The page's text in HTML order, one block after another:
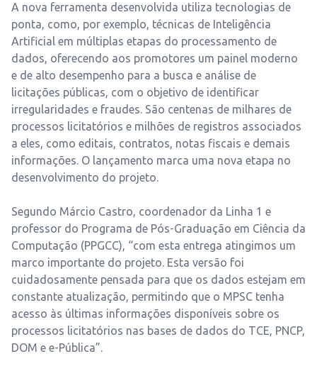
A nova ferramenta desenvolvida utiliza tecnologias de
ponta, como, por exemplo, técnicas de Inteligência
Artificial em múltiplas etapas do processamento de
dados, oferecendo aos promotores um painel moderno
e de alto desempenho para a busca e análise de
licitações públicas, com o objetivo de identificar
irregularidades e fraudes. São centenas de milhares de
processos licitatórios e milhões de registros associados
a eles, como editais, contratos, notas fiscais e demais
informações. O lançamento marca uma nova etapa no
desenvolvimento do projeto.
Segundo Márcio Castro, coordenador da Linha 1 e
professor do Programa de Pós-Graduação em Ciência da
Computação (PPGCC), “com esta entrega atingimos um
marco importante do projeto. Esta versão foi
cuidadosamente pensada para que os dados estejam em
constante atualização, permitindo que o MPSC tenha
acesso às últimas informações disponíveis sobre os
processos licitatórios nas bases de dados do TCE, PNCP,
DOM e e-Pública”.